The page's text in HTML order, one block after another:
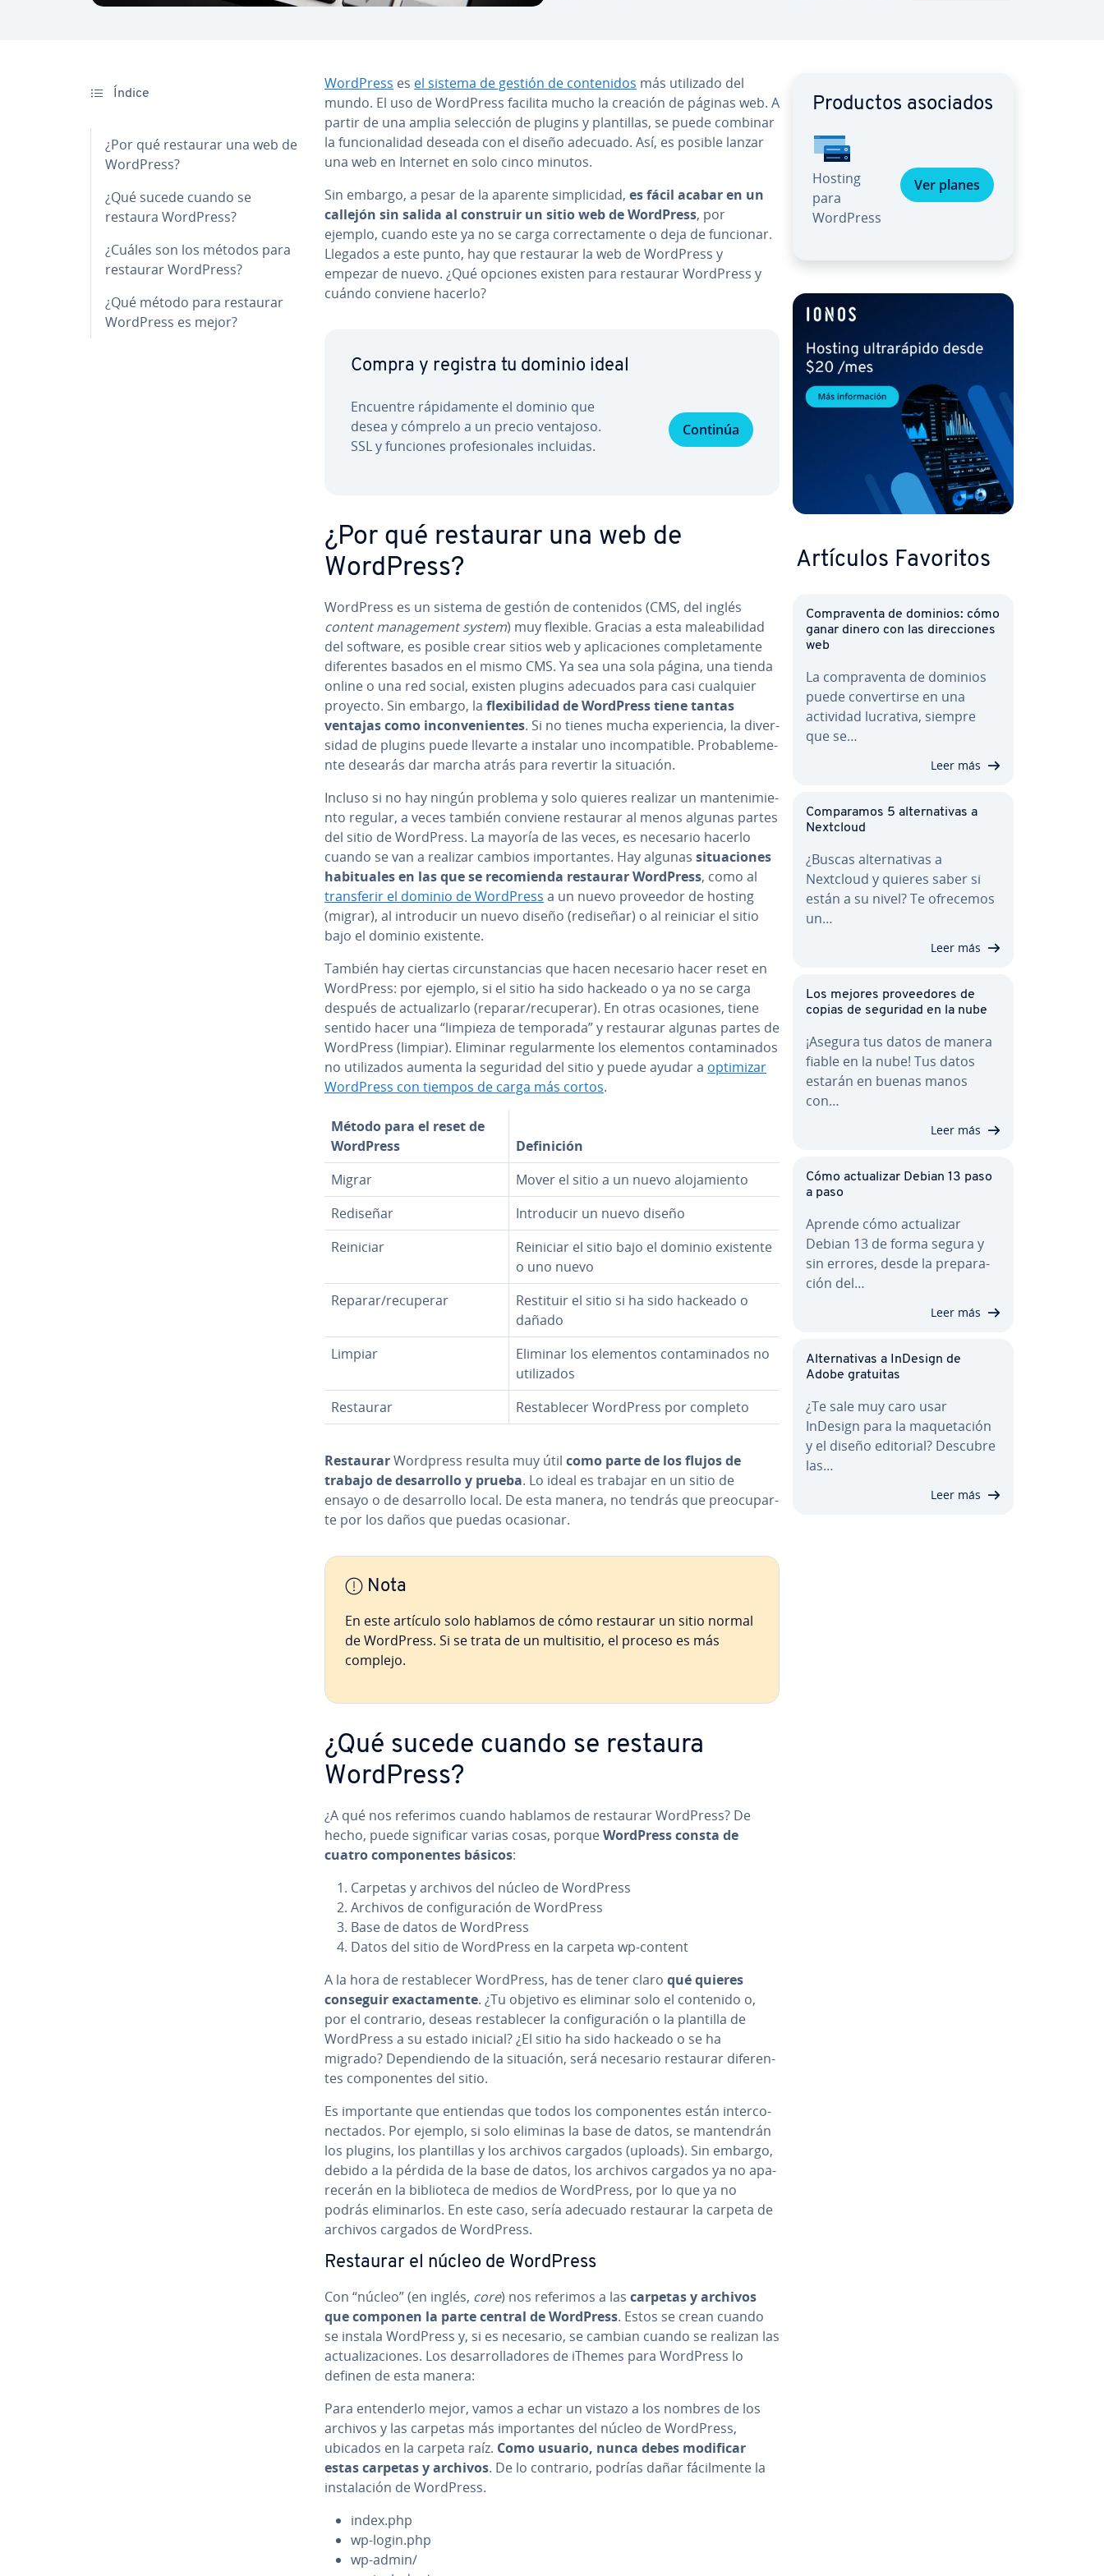
Índice
¿Por qué restaurar una web de
WordPress?
¿Qué sucede cuando se
restaura WordPress?
¿Cuáles son los métodos para
restaurar WordPress?
¿Qué método para restaurar
WordPress es mejor?
WordPress es el sistema de gestión de co­n­te­ni­dos más utilizado del
mundo. El uso de WordPress facilita mucho la creación de páginas web. A
partir de una amplia selección de plugins y pla­n­ti­llas, se puede combinar
la fu­n­cio­na­li­dad deseada con el diseño adecuado. Así, es posible lanzar
una web en Internet en solo cinco minutos.
Sin embargo, a pesar de la aparente si­m­pli­ci­dad, es fácil acabar en un
callejón sin salida al construir un sitio web de WordPress, por
ejemplo, cuando este ya no se carga co­rre­c­ta­me­n­te o deja de funcionar.
Llegados a este punto, hay que restaurar la web de WordPress y
empezar de nuevo. ¿Qué opciones existen para restaurar WordPress y
cuándo conviene hacerlo?
Compra y registra tu dominio ideal
Encuentre rá­pi­da­me­n­te el dominio que
desea y cómprelo a un precio ventajoso.
SSL y funciones pro­fe­sio­na­les incluidas.
Continúa
¿Por qué restaurar una web de
WordPress?
WordPress es un sistema de gestión de co­n­te­ni­dos (CMS, del inglés
content ma­na­ge­me­nt system) muy flexible. Gracias a esta ma­lea­bi­li­dad
del software, es posible crear sitios web y apli­ca­cio­nes co­m­ple­ta­me­n­te
di­fe­re­n­tes basados en el mismo CMS. Ya sea una sola página, una tienda
online o una red social, existen plugins adecuados para casi cualquier
proyecto. Sin embargo, la fle­xi­bi­li­dad de WordPress tiene tantas
ventajas como in­co­n­ve­nie­n­tes. Si no tienes mucha ex­pe­rie­n­cia, la di­ve­r­
si­dad de plugins puede llevarte a instalar uno in­co­m­pa­ti­ble. Pro­ba­ble­me­
n­te desearás dar marcha atrás para revertir la situación.
Incluso si no hay ningún problema y solo quieres realizar un ma­n­te­ni­mie­
n­to regular, a veces también conviene restaurar al menos algunas partes
del sitio de WordPress. La mayoría de las veces, es necesario hacerlo
cuando se van a realizar cambios im­po­r­ta­n­tes. Hay algunas si­tua­cio­nes
ha­bi­tua­les en las que se re­co­mie­n­da restaurar WordPress, como al
tra­n­s­fe­rir el dominio de WordPress a un nuevo proveedor de hosting
(migrar), al in­tro­du­cir un nuevo diseño (rediseñar) o al reiniciar el sitio
bajo el dominio existente.
También hay ciertas ci­r­cu­n­s­ta­n­cias que hacen necesario hacer reset en
WordPress: por ejemplo, si el sitio ha sido hackeado o ya no se carga
después de ac­tua­li­zar­lo (reparar/recuperar). En otras ocasiones, tiene
sentido hacer una “limpieza de temporada” y restaurar algunas partes de
WordPress (limpiar). Eliminar re­gu­la­r­me­n­te los elementos co­n­ta­mi­na­dos
no uti­li­za­dos aumenta la seguridad del sitio y puede ayudar a optimizar
WordPress con tiempos de carga más cortos.
Método para el reset de
WordPress
De­fi­ni­ción
Migrar
Mover el sitio a un nuevo alo­ja­mie­n­to
Rediseñar
In­tro­du­cir un nuevo diseño
Reiniciar
Reiniciar el sitio bajo el dominio existente
o uno nuevo
Reparar/recuperar
Restituir el sitio si ha sido hackeado o
dañado
Limpiar
Eliminar los elementos co­n­ta­mi­na­dos no
uti­li­za­dos
Restaurar
Re­s­ta­ble­cer WordPress por completo
RestaurarWordpress resulta muy útil como parte de los flujos de
trabajo de de­sa­rro­llo y prueba. Lo ideal es trabajar en un sitio de
ensayo o de de­sa­rro­llo local. De esta manera, no tendrás que preo­cu­par­
te por los daños que puedas ocasionar.
Nota
En este artículo solo hablamos de cómo restaurar un sitio normal
de WordPress. Si se trata de un mu­l­ti­si­tio, el proceso es más
complejo.
¿Qué sucede cuando se restaura
WordPress?
¿A qué nos referimos cuando hablamos de restaurar WordPress? De
hecho, puede si­g­ni­fi­car varias cosas, porqueWordPress consta de
cuatro co­m­po­ne­n­tes básicos:
Carpetas y archivos del núcleo de WordPress
Archivos de co­n­fi­gu­ra­ción de WordPress
Base de datos de WordPress
Datos del sitio de WordPress en la carpeta wp-content
A la hora de re­s­ta­ble­cer WordPress, has de tener claro qué quieres
conseguir exac­ta­me­n­te. ¿Tu objetivo es eliminar solo el contenido o,
por el contrario, deseas re­s­ta­ble­cer la co­n­fi­gu­ra­ción o la plantilla de
WordPress a su estado inicial? ¿El sitio ha sido hackeado o se ha
migrado? De­pe­n­die­n­do de la situación, será necesario restaurar di­fe­re­n­
tes co­m­po­ne­n­tes del sitio.
Es im­po­r­ta­n­te que entiendas que todos los co­m­po­ne­n­tes están in­te­r­co­
ne­c­ta­dos. Por ejemplo, si solo eliminas la base de datos, se ma­n­te­n­drán
los plugins, los pla­n­ti­llas y los archivos cargados (uploads). Sin embargo,
debido a la pérdida de la base de datos, los archivos cargados ya no apa­
re­ce­rán en la bi­blio­te­ca de medios de WordPress, por lo que ya no
podrás eli­mi­nar­los. En este caso, sería adecuado restaurar la carpeta de
archivos cargados de WordPress.
Restaurar el núcleo de WordPress
Con “núcleo” (en inglés, core) nos referimos a las carpetas y archivos
que componen la parte central de WordPress. Estos se crean cuando
se instala WordPress y, si es necesario, se cambian cuando se realizan las
ac­tua­li­za­cio­nes. Los de­sa­rro­lla­do­res de iThemes para WordPress lo
definen de esta manera:
Para en­te­n­de­r­lo mejor, vamos a echar un vistazo a los nombres de los
archivos y las carpetas más im­po­r­ta­n­tes del núcleo de WordPress,
ubicados en la carpeta raíz. Como usuario, nunca debes modificar
estas carpetas y archivos. De lo contrario, podrías dañar fá­ci­l­me­n­te la
in­s­ta­la­ción de WordPress.
index.php
wp-login.php
wp-admin/
Productos asociados
Hosting
para
WordPress
Ver planes
Artículos Favoritos
Co­m­pra­ve­n­ta de dominios: cómo
ganar dinero con las di­re­c­cio­nes
web
La co­m­pra­ve­n­ta de dominios
puede co­n­ve­r­ti­r­se en una
actividad lucrativa, siempre
que se…
Leer más
Co­m­pa­ra­mos 5 al­te­r­na­ti­vas a
Nextcloud
¿Buscas al­te­r­na­ti­vas a
Nextcloud y quieres saber si
están a su nivel? Te ofrecemos
un…
Leer más
Los mejores pro­vee­do­res de
copias de seguridad en la nube
¡Asegura tus datos de manera
fiable en la nube! Tus datos
estarán en buenas manos
con…
Leer más
Cómo ac­tua­li­zar Debian 13 paso
a paso
Aprende cómo ac­tua­li­zar
Debian 13 de forma segura y
sin errores, desde la pre­pa­ra­
ción del…
Leer más
Al­te­r­na­ti­vas a InDesign de
Adobe gratuitas
¿Te sale muy caro usar
InDesign para la ma­que­ta­ción
y el diseño editorial? Descubre
las…
Leer más